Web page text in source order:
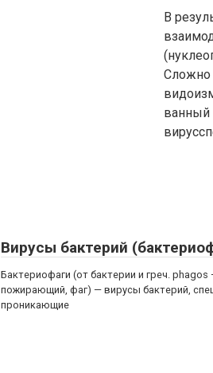
В
Сложно
ванный
Вирусы бактерий
Бактериофаги (от бактерии и греч. phagos
пожирающий, фаг) — вирусы бактерий,
проникающие